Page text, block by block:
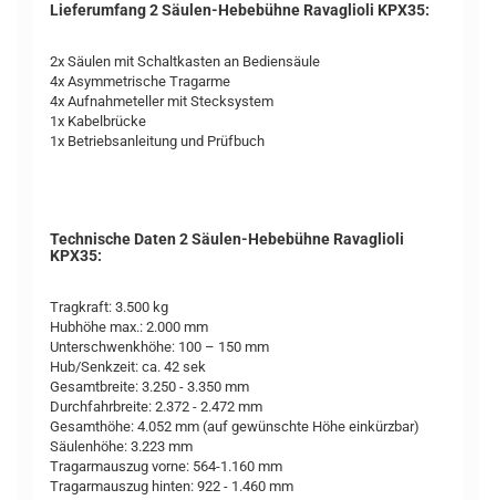
Lieferumfang 2 Säulen-Hebebühne Ravaglioli KPX35:
2x Säulen mit Schaltkasten an Bediensäule
4x Asymmetrische Tragarme
4x Aufnahmeteller mit Stecksystem
1x Kabelbrücke
1x Betriebsanleitung und Prüfbuch
Technische Daten 2 Säulen-Hebebühne Ravaglioli
KPX35:
Tragkraft: 3.500 kg
Hubhöhe max.: 2.000 mm
Unterschwenkhöhe: 100 – 150 mm
Hub/Senkzeit: ca. 42 sek
Gesamtbreite: 3.250 - 3.350 mm
Durchfahrbreite: 2.372 - 2.472 mm
Gesamthöhe: 4.052 mm (auf gewünschte Höhe einkürzbar)
Säulenhöhe: 3.223 mm
Tragarmauszug vorne: 564-1.160 mm
Tragarmauszug hinten: 922 - 1.460 mm